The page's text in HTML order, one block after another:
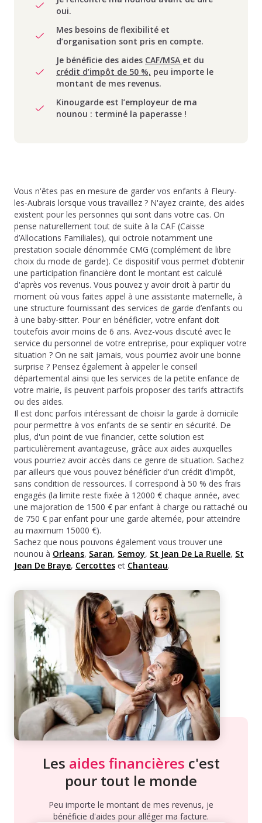
oui.
Mes besoins de flexibilité et
d’organisation sont pris en compte.
Je bénéficie des aides CAF/MSA et du
crédit d’impôt de 50 %, peu importe le
montant de mes revenus.
Kinougarde est l’employeur de ma
nounou : terminé la paperasse !
Vous n'êtes pas en mesure de garder vos enfants à Fleury-
les-Aubrais lorsque vous travaillez ? N'ayez crainte, des aides
existent pour les personnes qui sont dans votre cas. On
pense naturellement tout de suite à la CAF (Caisse
d’Allocations Familiales), qui octroie notamment une
prestation sociale dénommée CMG (complément de libre
choix du mode de garde). Ce dispositif vous permet d’obtenir
une participation financière dont le montant est calculé
d'après vos revenus. Vous pouvez y avoir droit à partir du
moment où vous faites appel à une assistante maternelle, à
une structure fournissant des services de garde d’enfants ou
à une baby-sitter. Pour en bénéficier, votre enfant doit
toutefois avoir moins de 6 ans. Avez-vous discuté avec le
service du personnel de votre entreprise, pour expliquer votre
situation ? On ne sait jamais, vous pourriez avoir une bonne
surprise ? Pensez également à appeler le conseil
départemental ainsi que les services de la petite enfance de
votre mairie, ils peuvent parfois proposer des tarifs attractifs
ou des aides.
Il est donc parfois intéressant de choisir la garde à domicile
pour permettre à vos enfants de se sentir en sécurité. De
plus, d'un point de vue financier, cette solution est
particulièrement avantageuse, grâce aux aides auxquelles
vous pourriez avoir accès dans ce genre de situation. Sachez
par ailleurs que vous pouvez bénéficier d'un crédit d'impôt,
sans condition de ressources. Il correspond à 50 % des frais
engagés (la limite reste fixée à 12000 € chaque année, avec
une majoration de 1500 € par enfant à charge ou rattaché ou
de 750 € par enfant pour une garde alternée, pour atteindre
au maximum 15000 €).
Sachez que nous pouvons également vous trouver une
nounou à Orleans, Saran, Semoy, St Jean De La Ruelle, St
Jean De Braye, Cercottes et Chanteau.
Les aides financières c'est
pour tout le monde
Peu importe le montant de mes revenus, je
bénéficie d'aides pour alléger ma facture.